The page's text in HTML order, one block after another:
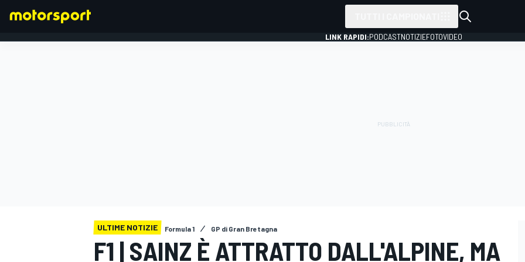
LINK RAPIDI:PODCASTNOTIZIEFOTOVIDEO
ULTIME NOTIZIE Formula 1 GP di Gran Bretagna
F1 | SAINZ È ATTRATTO DALL'ALPINE, MA